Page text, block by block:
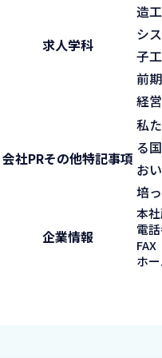
求人学科
造
シ
子
前
経
会社PRその他特記事項
私
る
お
培
企業情報
本
電
FAX
ホ